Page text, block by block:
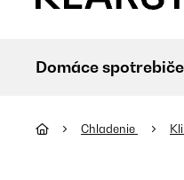
Domáce spotrebiče
Chladenie